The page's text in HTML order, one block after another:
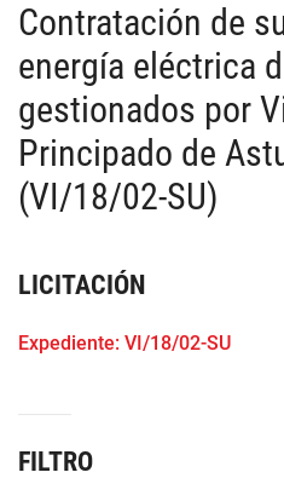
Contratación de
energía eléctrica
gestionados por
Principado de
(VI/18/02-SU)
LICITACIÓN
Expediente: VI/18/02-SU
FILTRO